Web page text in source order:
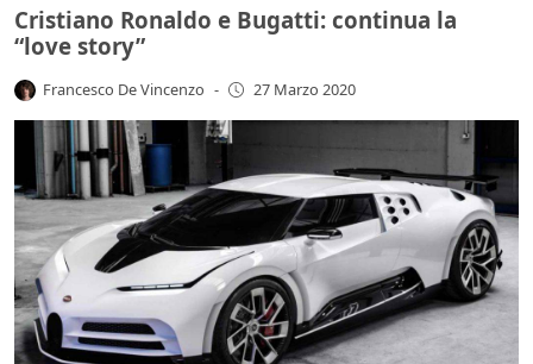
Cristiano Ronaldo e Bugatti: continua la
“love story”
Francesco De Vincenzo - 27 Marzo 2020